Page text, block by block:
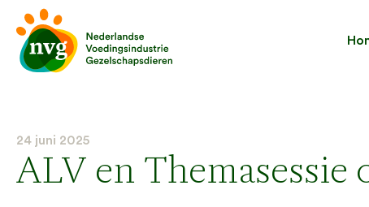
24 juni 2025
ALV en Themasessie